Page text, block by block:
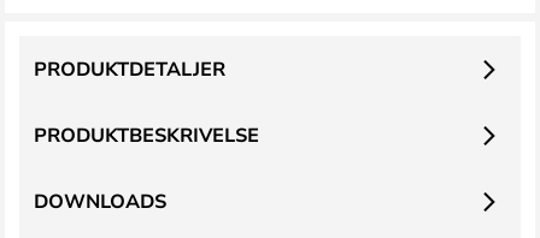
PRODUKTBESKRIVELSE
PRODUKTDETALJER
DOWNLOADS